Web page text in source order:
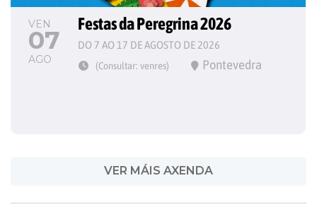
VEN
07
AGO
Festas da Peregrina 2026
DO 7 AO 17 DE AGOSTO DE 2026
(Consultar: venres) Pontevedra
VER MÁIS AXENDA